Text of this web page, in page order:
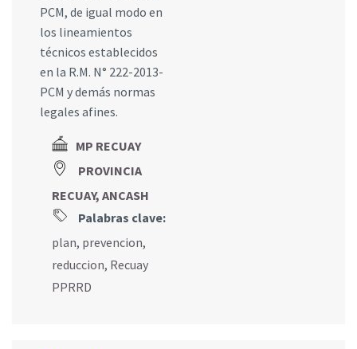
PCM, de igual modo en
los lineamientos
técnicos establecidos
en la R.M. N° 222-2013-
PCM y demás normas
legales afines.
MP RECUAY
PROVINCIA
RECUAY, ANCASH
Palabras clave:
plan, prevencion,
reduccion, Recuay
PPRRD